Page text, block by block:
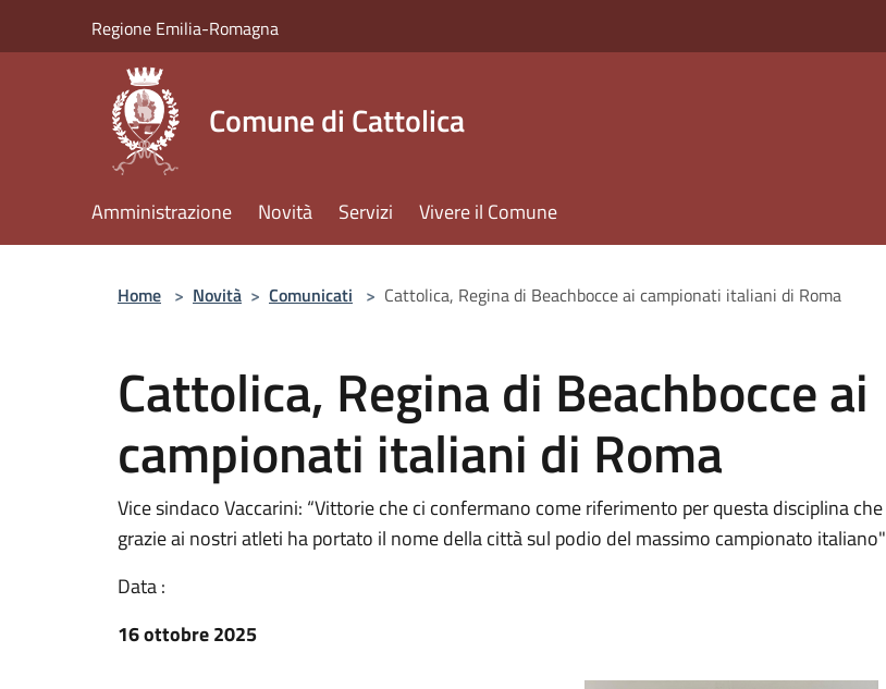
Regione Emilia-Romagna
Comune di Cattolica
Amministrazione Novità Servizi Vivere il Comune
Home > Novità > Comunicati > Cattolica, Regina di Beachbocce ai campionati italiani di Roma
Cattolica, Regina di Beachbocce ai
campionati italiani di Roma
Vice sindaco Vaccarini: “Vittorie che ci confermano come riferimento per questa disciplina che
grazie ai nostri atleti ha portato il nome della città sul podio del massimo campionato italiano"
Data :
16 ottobre 2025